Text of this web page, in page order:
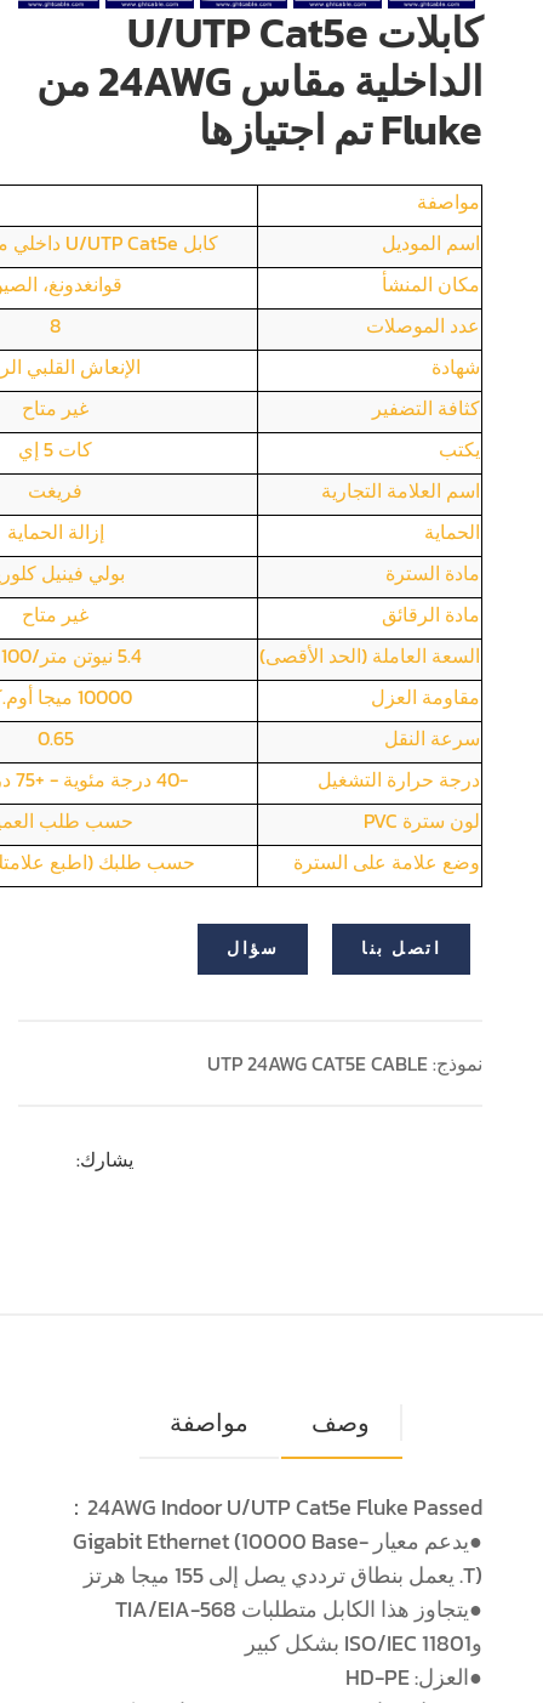
كابلات U/UTP Cat5e
الداخلية مقاس 24AWG من
Fluke تم اجتيازها
مواصفة
اسم الموديل
كابل U/UTP Cat5e داخلي مقاس 24AWG
مكان المنشأ
قوانغدونغ،
عدد الموصلات
8
شهادة
الإنعاش القلبي
كثافة التضفير
غير متاح
يكتب
كات 5 إي
اسم العلامة التجارية
فريغت
الحماية
إزالة الحماية
مادة السترة
بولي فينيل
مادة الرقائق
غير متاح
السعة العاملة (الحد الأقصى)
5.4 نيوتن متر/100 متر
مقاومة العزل
10000 ميجا أوم.كم
سرعة النقل
0.65
درجة حرارة التشغيل
-40 درجة مئوية - +75 درجة مئوية
لون سترة PVC
حسب طلب
وضع علامة على السترة
حسب طلبك (اطبع
اتصل بنا سؤال
نموذج: UTP 24AWG CAT5E CABLE
يشارك:
وصف مواصفة
24AWG Indoor U/UTP Cat5e Fluke Passed：
●يدعم معيار Gigabit Ethernet (10000 Base-
T). يعمل بنطاق ترددي يصل إلى 155 ميجا هرتز
●يتجاوز هذا الكابل متطلبات TIA/EIA-568
وISO/IEC 11801 بشكل كبير
●العزل: HD-PE